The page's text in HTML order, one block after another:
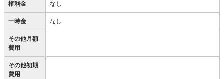
権利金 なし
一時金 なし
その他月額
費用
その他初期
費用